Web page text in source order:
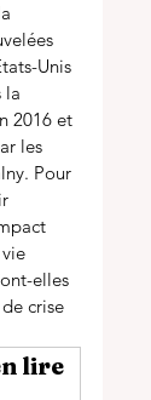
Unis
la
2016 et
les
Pour
elles
crise
lire